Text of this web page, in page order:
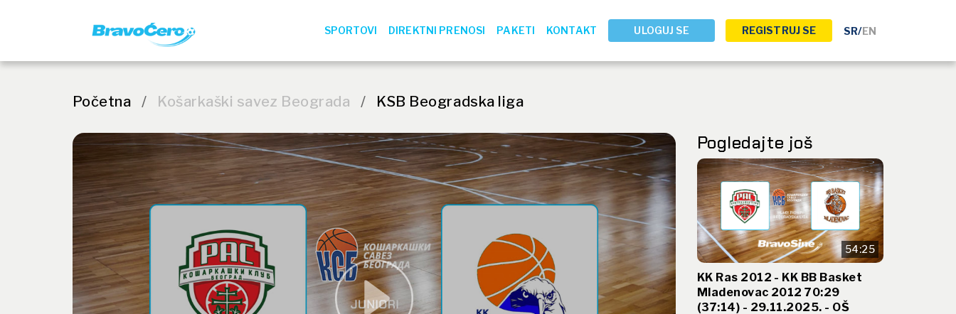
SPORTOVI DIREKTNI PRENOSI PAKETI KONTAKT ULOGUJ SE REGISTRUJ SE SR/EN
Početna / Košarkaški savez Beograda / KSB Beogradska liga
Pogledajte još
54:25
KK Ras 2012 - KK BB Basket
Mladenovac 2012 70:29
(37:14) - 29.11.2025. - OŠ